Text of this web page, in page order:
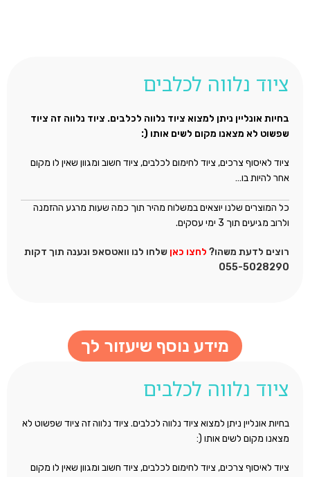
ציוד נלווה לכלבים
בחיות אונליין ניתן למצוא ציוד נלווה לכלבים. ציוד נלווה זה ציוד
שפשוט לא מצאנו מקום לשים אותו (:
ציוד לאיסוף צרכים, ציוד לחימום לכלבים, ציוד חשוב ומגוון שאין לו מקום
אחר להיות בו…
כל המוצרים שלנו יוצאים במשלוח מהיר תוך כמה שעות מרגע ההזמנה
ולרוב מגיעים תוך 3 ימי עסקים.
רוצים לדעת משהו? לחצו כאן שלחו לנו וואטסאפ ונענה תוך דקות
055-5028290
מידע נוסף שיעזור לך
ציוד נלווה לכלבים
בחיות אונליין ניתן למצוא ציוד נלווה לכלבים. ציוד נלווה זה ציוד שפשוט לא
מצאנו מקום לשים אותו (:
ציוד לאיסוף צרכים, ציוד לחימום לכלבים, ציוד חשוב ומגוון שאין לו מקום